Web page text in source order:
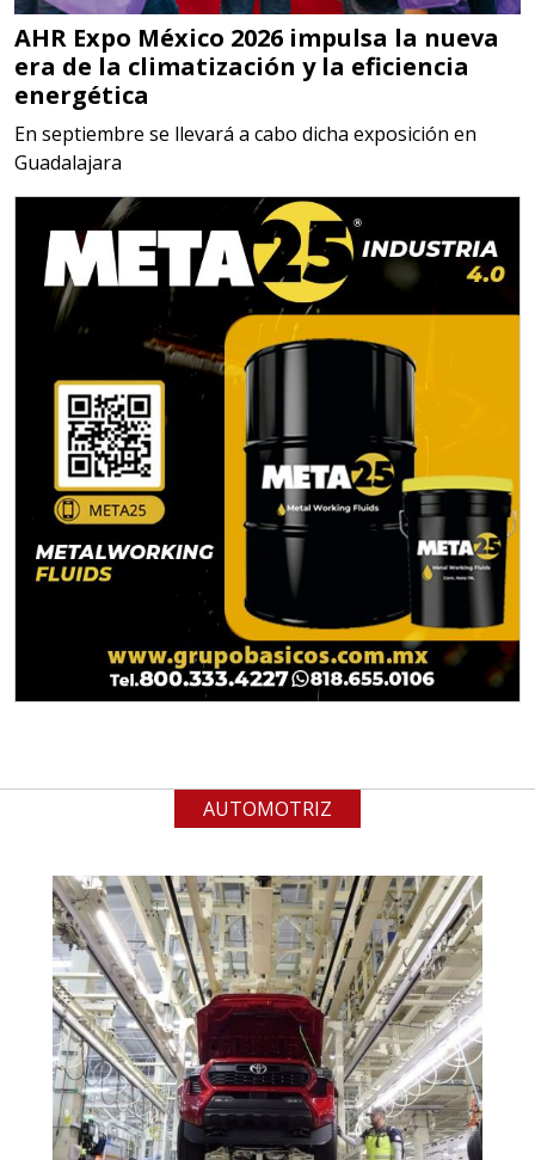
Especificaciones:
Requisitos: Garantizar composición
química y origen adecuados
(especialmente para grafito) y
contar con sistemas de calidad y
gestión ambiental.
Aplicar al Requerimiento
Empresa en Jalisco
Requiere:
MATERIALES PARA SELLOS DE
BATERÍAS DE LITIO
Especificaciones:
Para vehículos eléctricos.
Requisitos: Garantizar composición
química y origen adecuados
(especialmente para grafito) y
contar con sistemas de calidad y
gestión ambiental.
Requiere:
ALAMBRE DE INCONEL
Especificaciones:
Requisitos: Garantizar composición
química y origen adecuados
(especialmente para grafito) y
contar con sistemas de calidad y
gestión ambiental.
AHR Expo México 2026 impulsa la nueva
era de la climatización y la eficiencia
energética
En septiembre se llevará a cabo dicha exposición en
Guadalajara
AUTOMOTRIZ